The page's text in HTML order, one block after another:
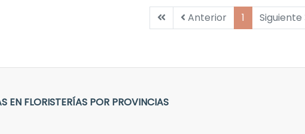
PrimeraAnteriorAnterior
1 Siguiente
EN FLORISTERÍAS POR PROVINCIAS